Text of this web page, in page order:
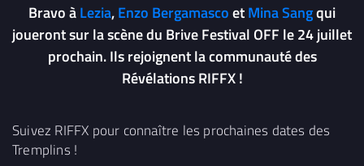
Bravo àLezia,Enzo BergamascoetMina Sangqui
joueront sur la scène du Brive Festival OFF le 24 juillet
prochain. Ils rejoignent la communauté des
Révélations RIFFX !
Suivez RIFFX pour connaître les prochaines dates des
Tremplins !